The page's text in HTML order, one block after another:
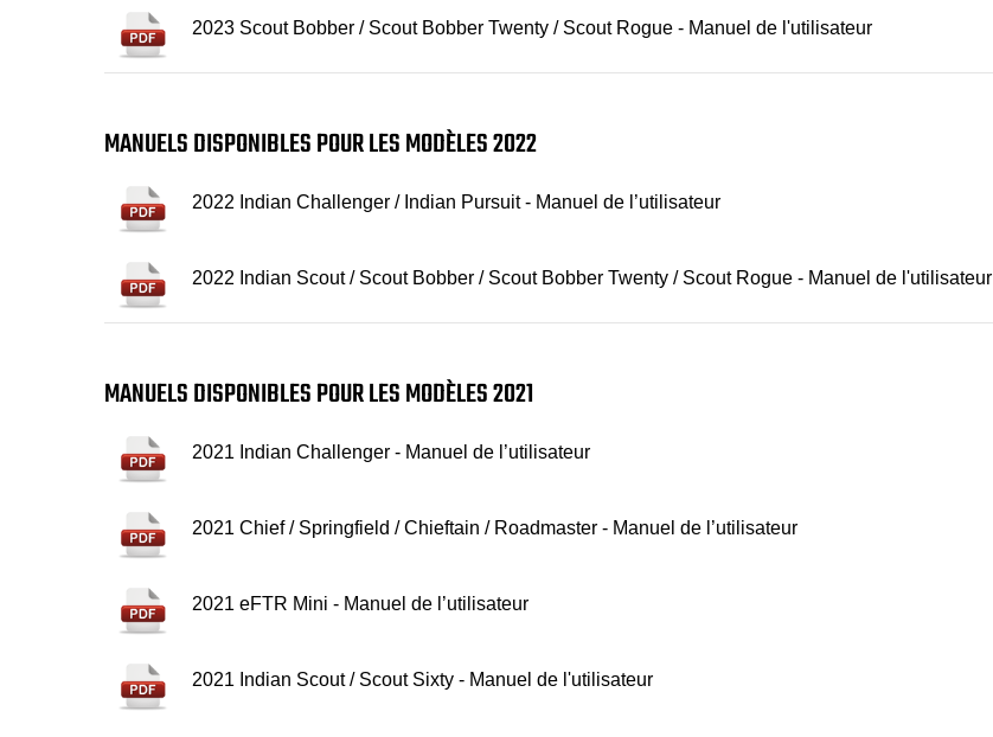
2023 Scout Bobber / Scout Bobber Twenty / Scout Rogue - Manuel de l'utilisateur
MANUELS DISPONIBLES POUR LES MODÈLES 2022
2022 Indian Challenger / Indian Pursuit - Manuel de l’utilisateur
2022 Indian Scout / Scout Bobber / Scout Bobber Twenty / Scout Rogue - Manuel de l'utilisateur
MANUELS DISPONIBLES POUR LES MODÈLES 2021
2021 Indian Challenger - Manuel de l’utilisateur
2021 Chief / Springfield / Chieftain / Roadmaster - Manuel de l’utilisateur
2021 eFTR Mini - Manuel de l’utilisateur
2021 Indian Scout / Scout Sixty - Manuel de l'utilisateur